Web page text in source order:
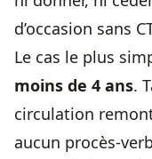
d’occasion sans
Le cas le plus
moins de 4 ans.
circulation
aucun procès-